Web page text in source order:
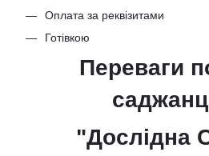
Оплата за реквізитами
Готівкою
Переваги
"Дослідна